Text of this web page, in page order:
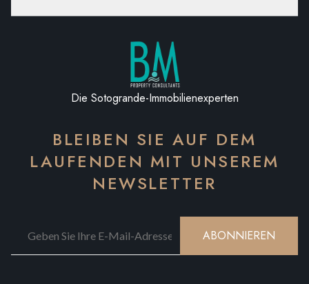
Die Sotogrande-Immobilienexperten
BLEIBEN SIE AUF DEM
LAUFENDEN MIT UNSEREM
NEWSLETTER
ABONNIEREN